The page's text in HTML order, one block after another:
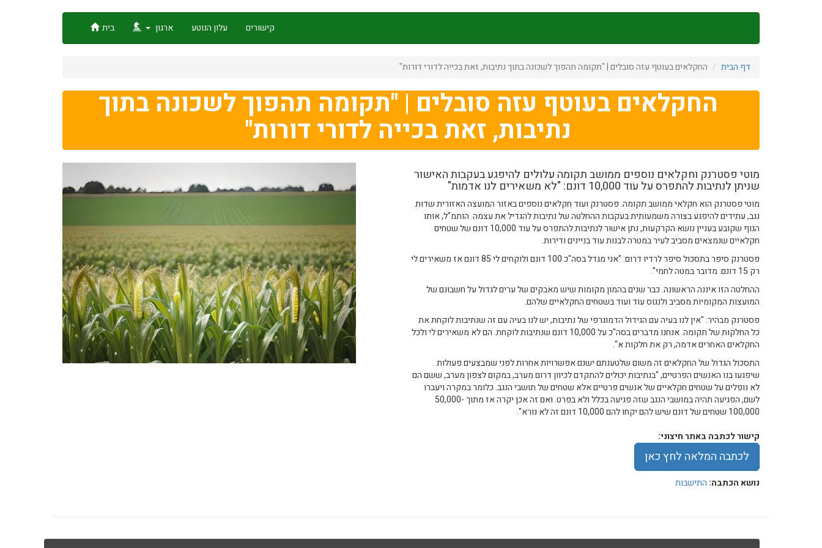
בית ארגון עלון הנוטע קישורים
דף הבית החקלאים בעוטף עזה סובלים | "תקומה תהפוך לשכונה בתוך נתיבות, זאת בכייה לדורי דורות"
החקלאים בעוטף עזה סובלים | "תקומה תהפוך לשכונה בתוך
נתיבות, זאת בכייה לדורי דורות"
מוטי פסטרנק וחקלאים נוספים ממושב תקומה עלולים להיפגע בעקבות האישור
שניתן לנתיבות להתפרס על עוד 10,000 דונם: "לא משאירים לנו אדמות"
מוטי פסטרנק הוא חקלאי ממושב תקומה. פסטרנק ועוד חקלאים נוספים באזור המועצה האזורית שדות
נגב, עתידים להיפגע בצורה משמעותית בעקבות ההחלטה של נתיבות להגדיל את עצמה. הותמ"ל, אותו
הגוף שקובע בעניין נושא הקרקעות, נתן אישור לנתיבות להתפרס על עוד 10,000 דונם של שטחים
חקלאיים שנמצאים מסביב לעיר במטרה לבנות עוד בניינים ודירות.
פסטרנק סיפר בתסכול סיפר לרדיו דרום: "אני מגדל בסה"כ 100 דונם ולוקחים לי 85 דונם אז משאירים לי
רק 15 דונם. מדובר במטה לחמי".
ההחלטה הזו איננה הראשונה. כבר שנים בהמון מקומות שיש מאבקים של ערים לגדול על חשבונם של
המועצות המקומיות מסביב ולנגוס עוד ועוד בשטחים החקלאיים שלהם.
פסטרנק מבהיר: "אין לנו בעיה עם הגידול הדמוגרפי של נתיבות, יש לנו בעיה עם זה שנתיבות לוקחת את
כל החלקות של תקומה. אנחנו מדברים בסה"כ על 10,000 דונם שנתיבות לוקחת. הם לא משאירים לי ולכל
החקלאים האחרים אדמה, רק את חלקות א".
התסכול הגדול של החקלאים זה משום שלטענתם ישנם אפשרויות אחרות לפני שמבצעים פעולות
שיפגעו בנו האנשים הפרטיים, "בנתיבות יכולים להתקדם לכיוון דרום מערב, במקום לצפון מערב, ששם הם
לא נופלים על שטחים חקלאיים של אנשים פרטיים אלא שטחים של תושבי הנגב. כלומר במקרה ויעברו
לשם, הפגיעה תהיה במושבי הנגב שזה פגיעה בכלל ולא בפרט. ואם זה אכן יקרה אז מתוך 50,000-
100,000 שטחים של דונם שיש להם יקחו להם 10,000 דונם זה לא נורא".
קישור לכתבה באתר חיצוני:
לכתבה המלאה לחץ כאן
נושא הכתבה: התישבות